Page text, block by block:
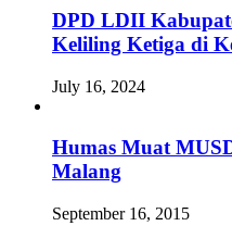
DPD LDII
Keliling Ketiga di
July 16, 2024
Humas Muat
Malang
September 16, 2015